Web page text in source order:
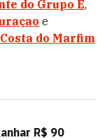
do Grupo E,
e
Costa do Marfim
R$ 90